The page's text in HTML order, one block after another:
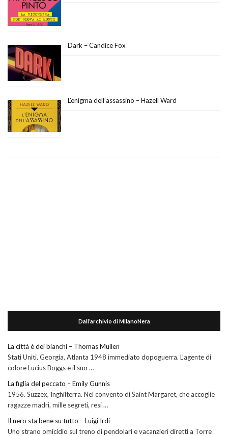
Dark – Candice Fox
L’enigma dell’assassino – Hazell Ward
Dall’archivio di MilanoNera
La città è dei bianchi – Thomas Mullen
Stati Uniti, Georgia, Atlanta 1948 immediato dopoguerra. L’agente di
colore Lucius Boggs e il suo …
La figlia del peccato – Emily Gunnis
1956. Suzzex, Inghilterra. Nel convento di Saint Margaret, che accoglie
ragazze madri, mille segreti, resi …
Il nero sta bene su tutto – Luigi Irdi
Uno strano omicidio sul treno di pendolari e vacanzieri diretti a Torre